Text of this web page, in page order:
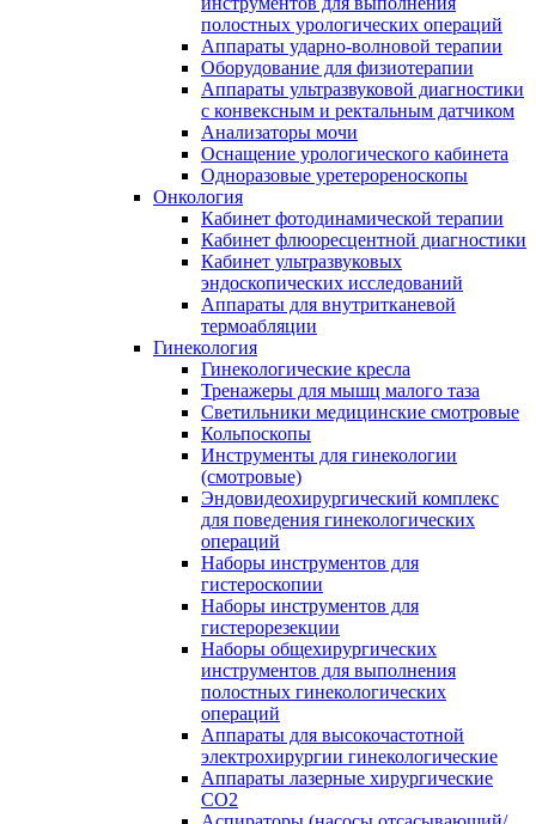
полостных урологических операций
Аппараты ударно-волновой терапии
Оборудование для физиотерапии
Аппараты ультразвуковой диагностики
с конвексным и ректальным датчиком
Анализаторы мочи
Оснащение урологического кабинета
Одноразовые уретерореноскопы
Онкология
Кабинет фотодинамической терапии
Кабинет флюоресцентной диагностики
Кабинет ультразвуковых
эндоскопических исследований
Аппараты для внутритканевой
термоабляции
Гинекология
Гинекологические кресла
Тренажеры для мышц малого таза
Светильники медицинские смотровые
Кольпоскопы
Инструменты для гинекологии
(смотровые)
Эндовидеохирургический комплекс
для поведения гинекологических
операций
Наборы инструментов для
гистероскопии
Наборы инструментов для
гистерорезекции
Наборы общехирургических
инструментов для выполнения
полостных гинекологических
операций
Аппараты для высокочастотной
электрохирургии гинекологические
Аппараты лазерные хирургические
СО2